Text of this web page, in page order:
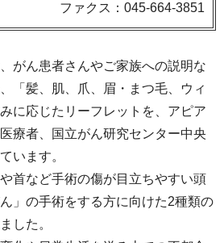
ファクス：045-664-3851
がん患者さんやご家族への説明な
「髪、肌、爪、眉・まつ毛、ウィ
に応じたリーフレットを、アピア
療者、国立がん研究センター中央
います。
首など手術の傷が目立ちやすい頭
」の手術をする方に向けた2種類の
した。